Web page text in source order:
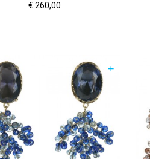
€ 260,00
+